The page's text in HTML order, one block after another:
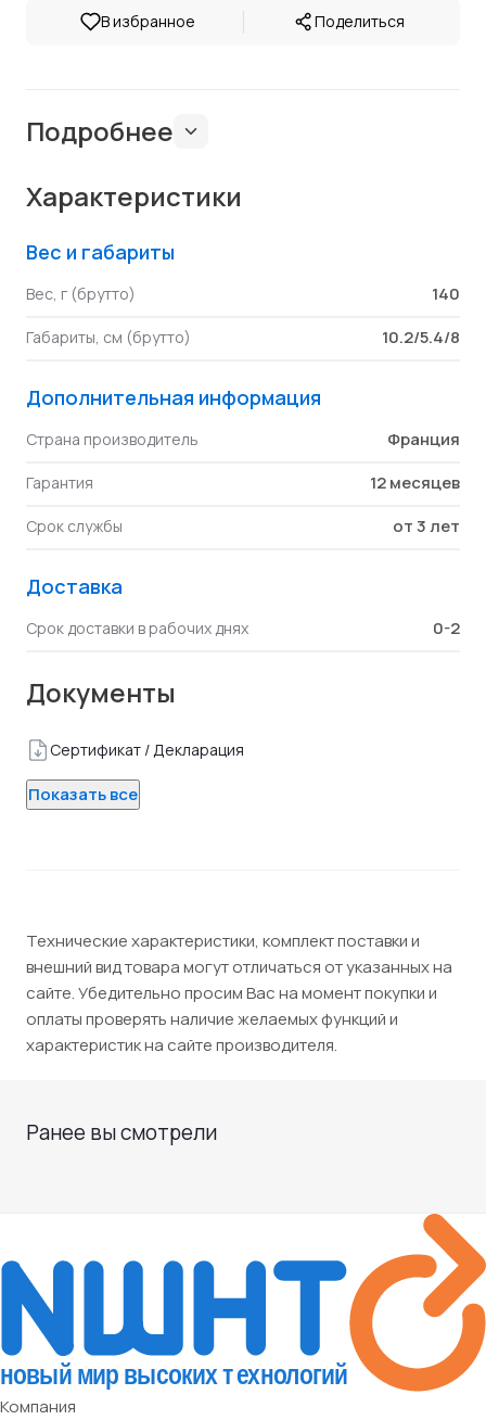
В избранное | Поделиться
Подробнее
Характеристики
Вес и габариты
Вес, г (брутто) 140
Габариты, см (брутто) 10.2/5.4/8
Дополнительная информация
Страна производитель Франция
Гарантия 12 месяцев
Срок службы от 3 лет
Доставка
Срок доставки в рабочих днях 0-2
Документы
Сертификат / Декларация
Показать все
Технические характеристики, комплект поставки и
внешний вид товара могут отличаться от указанных на
сайте. Убедительно просим Вас на момент покупки и
оплаты проверять наличие желаемых функций и
характеристик на сайте производителя.
Ранее вы смотрели
Компания